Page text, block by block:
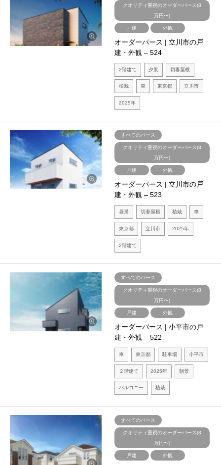
クオリティ重視のオーダーパース(8
万円〜)
戸建 外観
オーダーパース | 立川市の戸
建・外観 – 524
2階建て 夕景 切妻屋根
植栽 車 東京都 立川市
2025年
すべてのパース
クオリティ重視のオーダーパース(8
万円〜)
戸建 外観
オーダーパース | 立川市の戸
建・外観 – 523
昼景 切妻屋根 植栽 車
東京都 立川市 2025年
2階建て
すべてのパース
クオリティ重視のオーダーパース(8
万円〜)
戸建 外観
オーダーパース | 小平市の戸
建・外観 – 522
車 東京都 駐車場 小平市
２階建て 2025年 朝景
バルコニー 植栽
すべてのパース
クオリティ重視のオーダーパース(8
万円〜)
戸建 外観